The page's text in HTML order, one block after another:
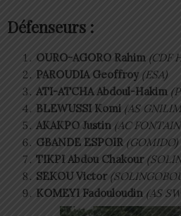
Défenseurs :
OURO-AGORO Rahim (CDF
PAROUDIA Geoffroy (ESA)
ATI-ATCHA Abdoul-Hakim
BLEWUSSI Komi (AS
AKAKPO Justin (AC
GBANDE ESPOIR (GOMIDO)
TIKPI Abdou Chakour
SEKOU Victor
KOMEYI Fadouloudin (AS